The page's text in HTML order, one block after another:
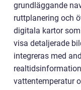
grundläggande
ruttplanering och
digitala kartor
visa detaljerade
integreras med
vattentemperatur